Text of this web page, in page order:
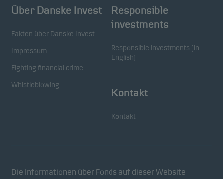
Über Danske Invest
Fakten über Danske Invest
Impressum
Fighting financial crime
Whistleblowing
Responsible
investments
Responsible investments (in
English)
Kontakt
Kontakt
Die Informationen über Fonds auf dieser Website
Analytische Cookies
Diese Cookies verwenden wir, um das Verhalten der
Benutzer unserer Websites auf aggregierter Ebene
nachzuverfolgen. So können wir die Leistung
unserer Websites messen und sie optimieren.